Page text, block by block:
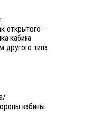
открытого
кабина
другого типа
кабины